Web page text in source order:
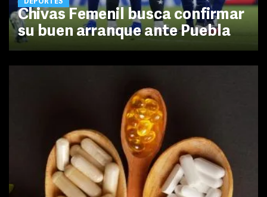
DEPORTES
Chivas Femenil busca confirmar
su buen arranque ante Puebla